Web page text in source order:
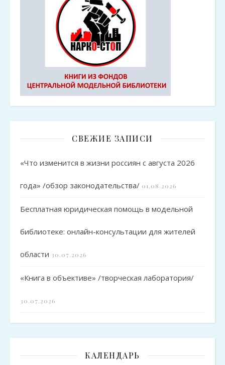
СВЕЖИЕ ЗАПИСИ
«Что изменится в жизни россиян с августа 2026
года» /обзор законодательства/ 01.08.2026
Бесплатная юридическая помощь в модельной
библиотеке: онлайн-консультации для жителей
области 30.07.2026
«Книга в объективе» /творческая лаборатория/
30.07.2026
КАЛЕНДАРЬ